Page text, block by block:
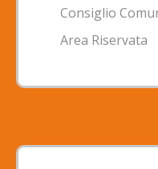
Consiglio
Area Riservata